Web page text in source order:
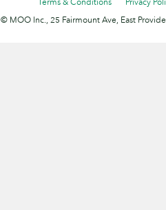
© MOO Inc., 25 Fairmount Ave, East